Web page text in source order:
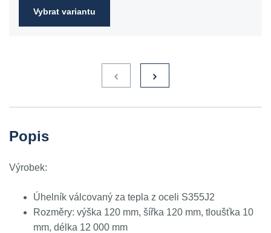
Vybrat variantu
Popis
Výrobek:
Úhelník válcovaný za tepla z oceli S355J2
Rozměry: výška 120 mm, šířka 120 mm, tloušťka 10
mm, délka 12 000 mm